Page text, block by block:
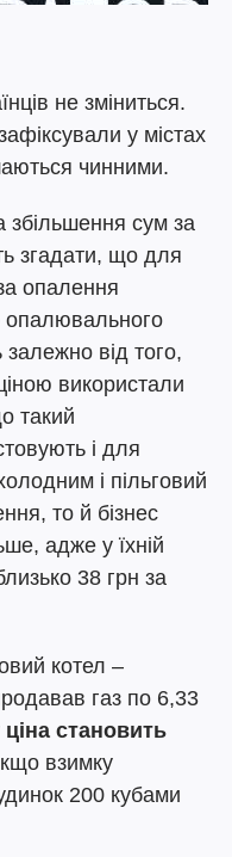
не зміниться.
у містах
чинними.
збільшення сум за
згадати, що для
опалення
опалювального
від того,
використали
такий
і для
і пільговий
то й бізнес
адже у їхній
38 грн за
котел –
газ по 6,33
ціна становить
взимку
200 кубами